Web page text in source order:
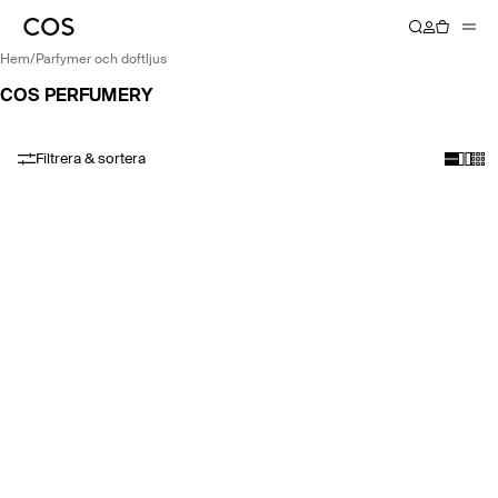
hem/ parfymer och doftljus
COS PERFUMERY
Filtrera & sortera